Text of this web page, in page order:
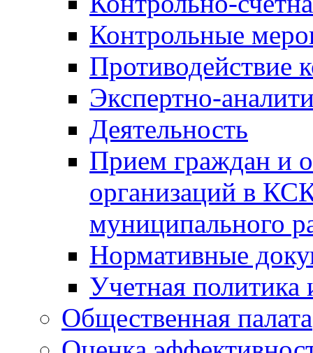
Контрольные
Противодействие
Экспертно-
Деятельность
Прием граждан и
организаций в
муниципального
Нормативные
Учетная политика
Общественная палата